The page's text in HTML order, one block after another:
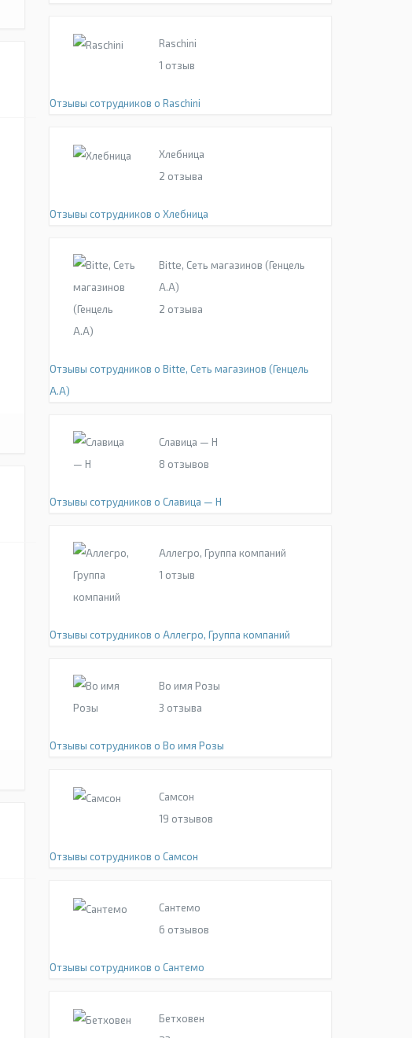
Raschini
1 отзыв
Отзывы сотрудников о Raschini
Хлебница
2 отзыва
Отзывы сотрудников о Хлебница
Bitte, Сеть магазинов (Генцель
А.А)
2 отзыва
Отзывы сотрудников о Bitte, Сеть магазинов (Генцель
А.А)
Славица — Н
8 отзывов
Отзывы сотрудников о Славица — Н
Аллегро, Группа компаний
1 отзыв
Отзывы сотрудников о Аллегро, Группа компаний
Во имя Розы
3 отзыва
Отзывы сотрудников о Во имя Розы
Самсон
19 отзывов
Отзывы сотрудников о Самсон
Сантемо
6 отзывов
Отзывы сотрудников о Сантемо
Бетховен